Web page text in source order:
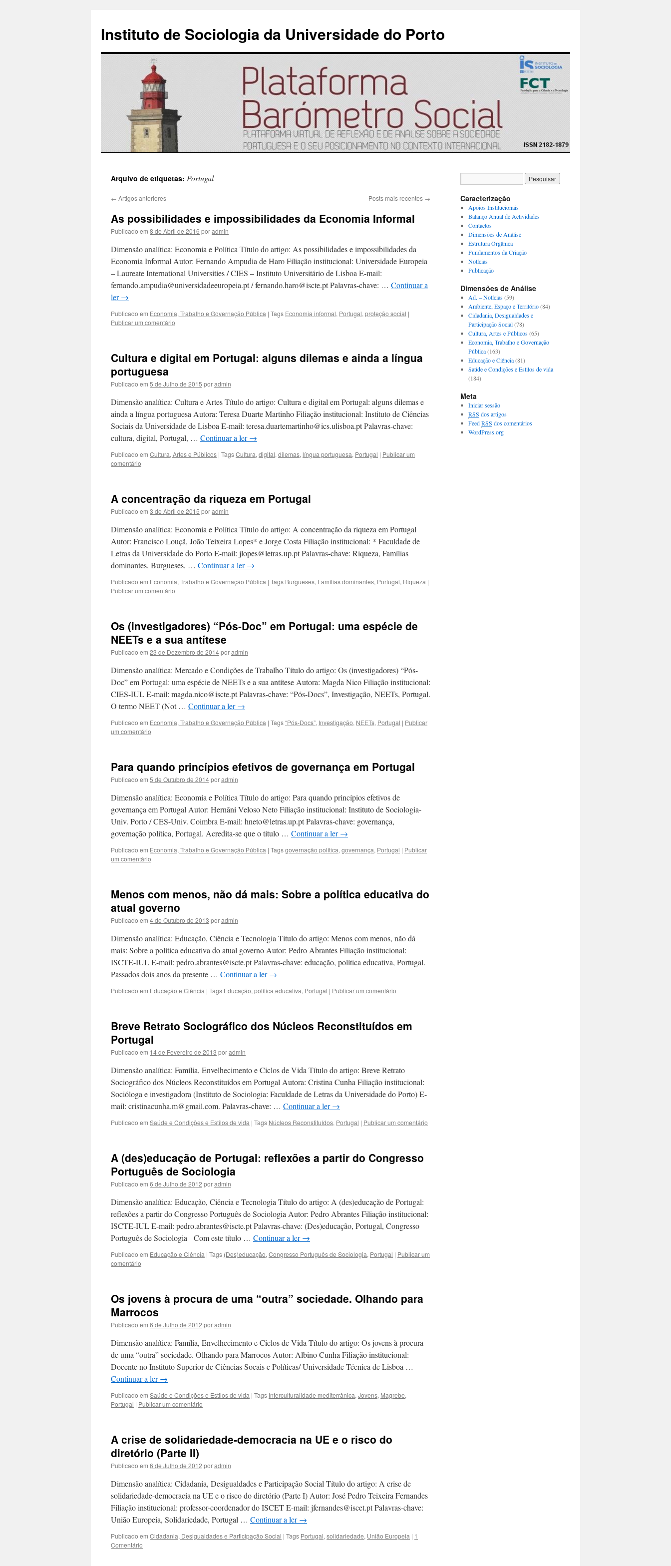
Instituto de Sociologia da Universidade do Porto
para
conteúdo
Arquivo de etiquetas: Portugal
← Artigos anteriores Posts mais recentes →
As possibilidades e impossibilidades da Economia Informal
Publicado em 8 de Abril de 2016 poradmin
Dimensão analítica: Economia e Política Título do artigo: As possibilidades e impossibilidades da
Economia Informal Autor: Fernando Ampudia de Haro Filiação institucional: Universidade Europeia
– Laureate International Universities / CIES – Instituto Universitário de Lisboa E-mail:
fernando.ampudia@universidadeeuropeia.pt / fernando.haro@iscte.pt Palavras-chave: … Continuar a
ler→
Publicado em Economia, Trabalho e Governação Pública | Tags Economia informal, Portugal, proteção social |
Publicar um comentário
Cultura e digital em Portugal: alguns dilemas e ainda a língua
portuguesa
Publicado em 5 de Julho de 2015 poradmin
Dimensão analítica: Cultura e Artes Título do artigo: Cultura e digital em Portugal: alguns dilemas e
ainda a língua portuguesa Autora: Teresa Duarte Martinho Filiação institucional: Instituto de Ciências
Sociais da Universidade de Lisboa E-mail: teresa.duartemartinho@ics.ulisboa.pt Palavras-chave:
cultura, digital, Portugal, … Continuar a ler→
Publicado em Cultura, Artes e Públicos | TagsCultura, digital, dilemas, língua portuguesa, Portugal | Publicar um
comentário
A concentração da riqueza em Portugal
Publicado em 3 de Abril de 2015 poradmin
Dimensão analítica: Economia e Política Título do artigo: A concentração da riqueza em Portugal
Autor: Francisco Louçã, João Teixeira Lopes* e Jorge Costa Filiação institucional: * Faculdade de
Letras da Universidade do Porto E-mail: jlopes@letras.up.pt Palavras-chave: Riqueza, Famílias
dominantes, Burgueses, … Continuar a ler→
Publicado em Economia, Trabalho e Governação Pública | Tags Burgueses, Famílias dominantes, Portugal, Riqueza |
Publicar um comentário
Os (investigadores) “Pós-Doc” em Portugal: uma espécie de
NEETs e a sua antítese
Publicado em 23 de Dezembro de 2014poradmin
Dimensão analítica: Mercado e Condições de Trabalho Título do artigo: Os (investigadores) “Pós-
Doc” em Portugal: uma espécie de NEETs e a sua antítese Autora: Magda Nico Filiação institucional:
CIES-IUL E-mail: magda.nico@iscte.pt Palavras-chave: “Pós-Docs”, Investigação, NEETs, Portugal.
O termo NEET (Not … Continuar a ler→
Publicado em Economia, Trabalho e Governação Pública | Tags“Pós-Docs”, Investigação, NEETs, Portugal | Publicar
um comentário
Para quando princípios efetivos de governança em Portugal
Publicado em 5 de Outubro de 2014poradmin
Dimensão analítica: Economia e Política Título do artigo: Para quando princípios efetivos de
governança em Portugal Autor: Hernâni Veloso Neto Filiação institucional: Instituto de Sociologia-
Univ. Porto / CES-Univ. Coimbra E-mail: hneto@letras.up.pt Palavras-chave: governança,
governação política, Portugal. Acredita-se que o título … Continuar a ler→
Publicado em Economia, Trabalho e Governação Pública | Tagsgovernação política, governança, Portugal | Publicar
um comentário
Menos com menos, não dá mais: Sobre a política educativa do
atual governo
Publicado em 4 de Outubro de 2013 poradmin
Dimensão analítica: Educação, Ciência e Tecnologia Título do artigo: Menos com menos, não dá
mais: Sobre a política educativa do atual governo Autor: Pedro Abrantes Filiação institucional:
ISCTE-IUL E-mail: pedro.abrantes@iscte.pt Palavras-chave: educação, política educativa, Portugal.
Passados dois anos da presente … Continuar a ler→
Publicado em Educação e Ciência | Tags Educação, política educativa, Portugal | Publicar um comentário
Breve Retrato Sociográfico dos Núcleos Reconstituídos em
Portugal
Publicado em 14 de Fevereiro de 2013 poradmin
Dimensão analítica: Família, Envelhecimento e Ciclos de Vida Título do artigo: Breve Retrato
Sociográfico dos Núcleos Reconstituídos em Portugal Autora: Cristina Cunha Filiação institucional:
Socióloga e investigadora (Instituto de Sociologia: Faculdade de Letras da Universidade do Porto) E-
mail: cristinacunha.m@gmail.com. Palavras-chave: … Continuar a ler→
Publicado em Saúde e Condições e Estilos de vida | Tags Núcleos Reconstituídos, Portugal | Publicar um comentário
A (des)educação de Portugal: reflexões a partir do Congresso
Português de Sociologia
Publicado em 6 de Julho de 2012 poradmin
Dimensão analítica: Educação, Ciência e Tecnologia Título do artigo: A (des)educação de Portugal:
reflexões a partir do Congresso Português de Sociologia Autor: Pedro Abrantes Filiação institucional:
ISCTE-IUL E-mail: pedro.abrantes@iscte.pt Palavras-chave: (Des)educação, Portugal, Congresso
Português de Sociologia Com este título … Continuar a ler→
Publicado em Educação e Ciência | Tags (Des)educação, Congresso Português de Sociologia, Portugal | Publicar um
comentário
Os jovens à procura de uma “outra” sociedade. Olhando para
Marrocos
Publicado em 6 de Julho de 2012 poradmin
Dimensão analítica: Família, Envelhecimento e Ciclos de Vida Título do artigo: Os jovens à procura
de uma “outra” sociedade. Olhando para Marrocos Autor: Albino Cunha Filiação institucional:
Docente no Instituto Superior de Ciências Socais e Políticas/ Universidade Técnica de Lisboa …
Continuar a ler→
Publicado em Saúde e Condições e Estilos de vida | Tags Interculturalidade mediterrânica, Jovens, Magrebe,
Portugal | Publicar um comentário
A crise de solidariedade-democracia na UE e o risco do
diretório (Parte II)
Publicado em 6 de Julho de 2012 poradmin
Dimensão analítica: Cidadania, Desigualdades e Participação Social Título do artigo: A crise de
solidariedade-democracia na UE e o risco do diretório (Parte I) Autor: José Pedro Teixeira Fernandes
Filiação institucional: professor-coordenador do ISCET E-mail: jfernandes@iscet.pt Palavras-chave:
União Europeia, Solidariedade, Portugal … Continuar a ler→
Publicado em Cidadania, Desigualdades e Participação Social | Tags Portugal, solidariedade, União Europeia | 1
Comentário
Caracterização
Apoios Institucionais
Balanço Anual de Actividades
Contactos
Dimensões de Análise
Estrutura Orgânica
Fundamentos da Criação
Notícias
Publicação
Dimensões de Análise
Ad. – Notícias(59)
Ambiente, Espaço e Território(84)
Cidadania, Desigualdades e
Participação Social(78)
Cultura, Artes e Públicos(65)
Economia, Trabalho e Governação
Pública(163)
Educação e Ciência(81)
Saúde e Condições e Estilos de vida
(184)
Meta
Iniciar sessão
RSS dos artigos
FeedRSS dos comentários
WordPress.org